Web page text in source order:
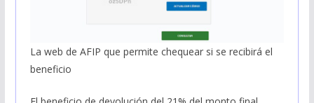
La web de AFIP que permite chequear si se recibirá el
beneficio